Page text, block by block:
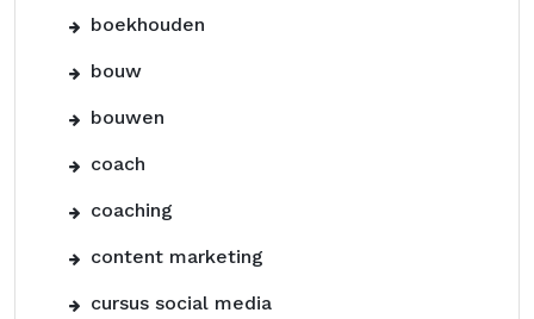
boekhouden
bouw
bouwen
coach
coaching
content marketing
cursus social media